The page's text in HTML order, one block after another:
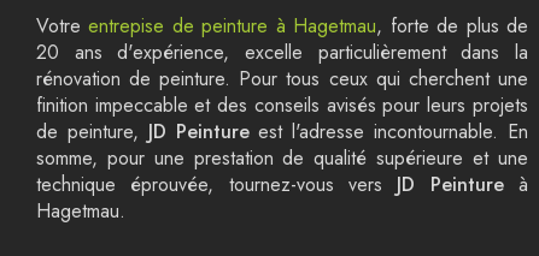
Votreentrepise de peinture à Hagetmau, forte de plus de
20 ans d'expérience, excelle particulièrement dans la
rénovation de peinture. Pour tous ceux qui cherchent une
finition impeccable et des conseils avisés pour leurs projets
de peinture, JD Peintureest l'adresse incontournable. En
somme, pour une prestation de qualité supérieure et une
technique éprouvée, tournez-vous vers JD Peinture à
Hagetmau.